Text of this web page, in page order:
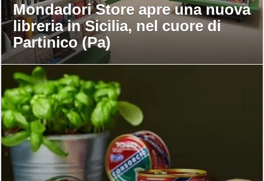
Mondadori Store apre una nuova
libreria in Sicilia, nel cuore di
Partinico (Pa)